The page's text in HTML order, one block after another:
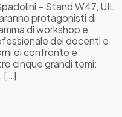
– Stand W47, UIL
protagonisti di
di workshop e
dei docenti e
di confronto e
cinque grandi temi:
[…]